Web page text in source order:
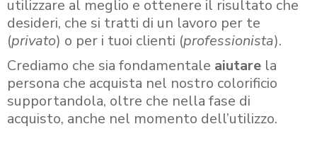
utilizzare al meglio e ottenere il risultato che
desideri, che si tratti di un lavoro per te
(privato) o per i tuoi clienti (professionista).
Crediamo che sia fondamentale aiutare la
persona che acquista nel nostro colorificio
supportandola, oltre che nella fase di
acquisto, anche nel momento dell’utilizzo.